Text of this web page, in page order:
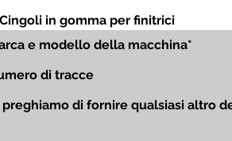
Cingoli in gomma per finitrici